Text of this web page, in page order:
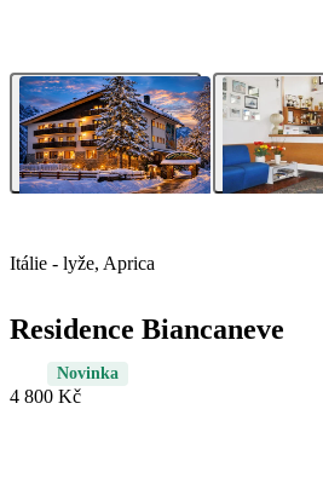
Itálie - lyže, Aprica
Residence Biancaneve
Novinka
4 800 Kč